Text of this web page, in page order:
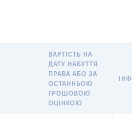
ВАРТІСТЬ НА
ДАТУ НАБУТТЯ
ПРАВА АБО ЗА
ОСТАННЬОЮ
ГРОШОВОЮ
ОЦІНКОЮ